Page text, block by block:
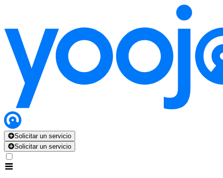
Solicitar un servicio
Solicitar un servicio